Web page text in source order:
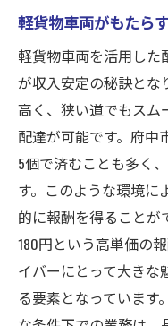
軽貨物車両
府中市の効率的
高単価チャンス
府中市での
軽貨物車両
高単価配達
効率を最大
配送業務で
高単価を目
1個180円の魅力
軽貨物車両がもたら
軽貨物車両を活用した
が収入安定の秘訣とな
高く、狭い道でもスム
配達が可能です。府中
5個で済むことも多く
す。このような環境に
的に報酬を得ることが
180円という高単価の
イバーにとって大きな
る要素となっています